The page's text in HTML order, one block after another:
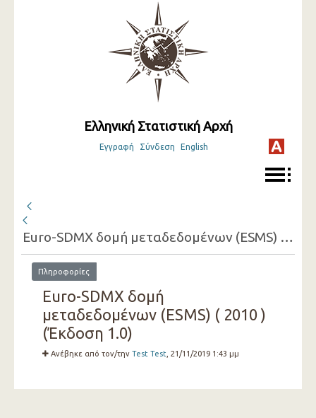
Ελληνική Στατιστική Αρχή
Εγγραφή Σύνδεση English
Euro-SDMX δομή μεταδεδομένων (ESMS) ( 2010 )
Πληροφορίες
Euro-SDMX δομή
μεταδεδομένων (ESMS) ( 2010 )
(Έκδοση 1.0)
Ανέβηκε από τον/την Test Test , 21/11/2019 1:43 μμ